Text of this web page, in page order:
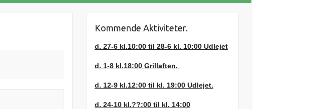
Kommende Aktiviteter.
d. 27-6 kl.10:00 til 28-6 kl. 10:00 Udlejet
d. 1-8 kl.18:00 Grillaften.
d. 12-9 kl.12:00 til kl. 19:00 Udlejet.
d. 24-10 kl.??:00 til kl. 14:00